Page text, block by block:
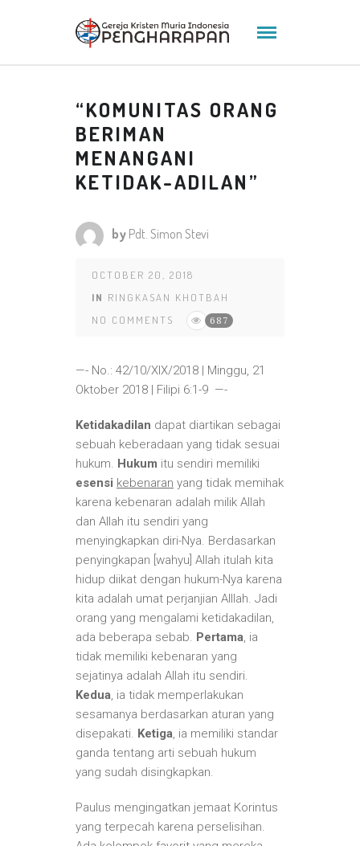
“KOMUNITAS ORANG
BERIMAN
MENANGANI
KETIDAK-ADILAN”
by Pdt. Simon Stevi
OCTOBER 20, 2018
IN RINGKASAN KHOTBAH
NO COMMENTS
687
—- No.: 42/10/XIX/2018 | Minggu, 21
Oktober 2018 | Filipi 6:1-9 —-
Ketidakadilan dapat diartikan sebagai
sebuah keberadaan yang tidak sesuai
hukum. Hukum itu sendiri memiliki
esensi kebenaran yang tidak memihak
karena kebenaran adalah milik Allah
dan Allah itu sendiri yang
menyingkapkan diri-Nya. Berdasarkan
penyingkapan [wahyu] Allah itulah kita
hidup diikat dengan hukum-Nya karena
kita adalah umat perjanjian Alllah. Jadi
orang yang mengalami ketidakadilan,
ada beberapa sebab. Pertama, ia
tidak memiliki kebenaran yang
sejatinya adalah Allah itu sendiri.
Kedua, ia tidak memperlakukan
sesamanya berdasarkan aturan yang
disepakati. Ketiga, ia memiliki standar
ganda tentang arti sebuah hukum
yang sudah disingkapkan.
Paulus mengingatkan jemaat Korintus
yang terpecah karena perselisihan.